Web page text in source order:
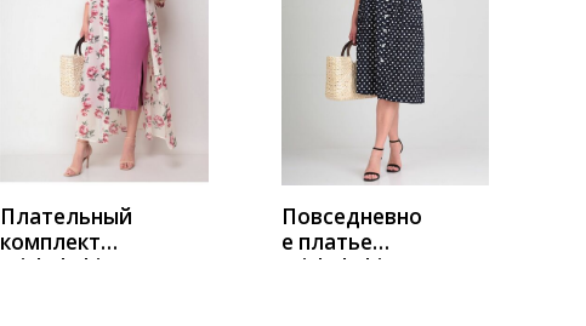
Плательный
комплект
Michel Chic
КУПИТЬ
Повседневно
е платье
Michel Chic
КУПИТЬ